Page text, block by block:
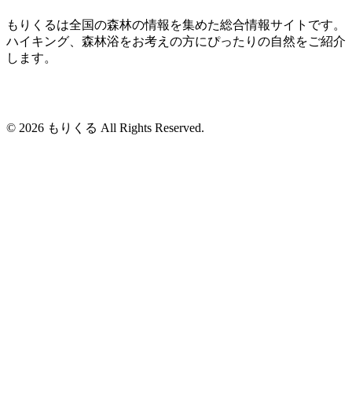
もりくるは全国の森林の情報を集めた総合情報サイトです。
ハイキング、森林浴をお考えの方にぴったりの自然をご紹介
します。
© 2026 もりくる All Rights Reserved.